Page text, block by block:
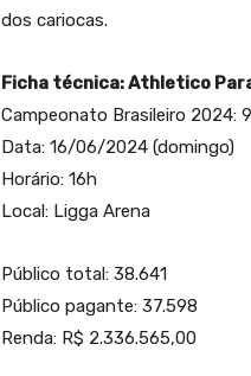
dos cariocas.
Ficha técnica: Athletico
Campeonato Brasileiro 2024:
Data: 16/06/2024 (domingo)
Horário: 16h
Local: Ligga Arena
Público total: 38.641
Público pagante: 37.598
Renda: R$ 2.336.565,00